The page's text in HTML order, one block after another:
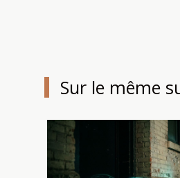
Sur le même